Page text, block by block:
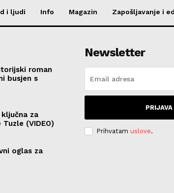
i ljudi Info Magazin Zapošljavanje i
roman
busjen s
za
(VIDEO)
oglas za
Newsletter
PRIJAVA
Prihvatam uslove.